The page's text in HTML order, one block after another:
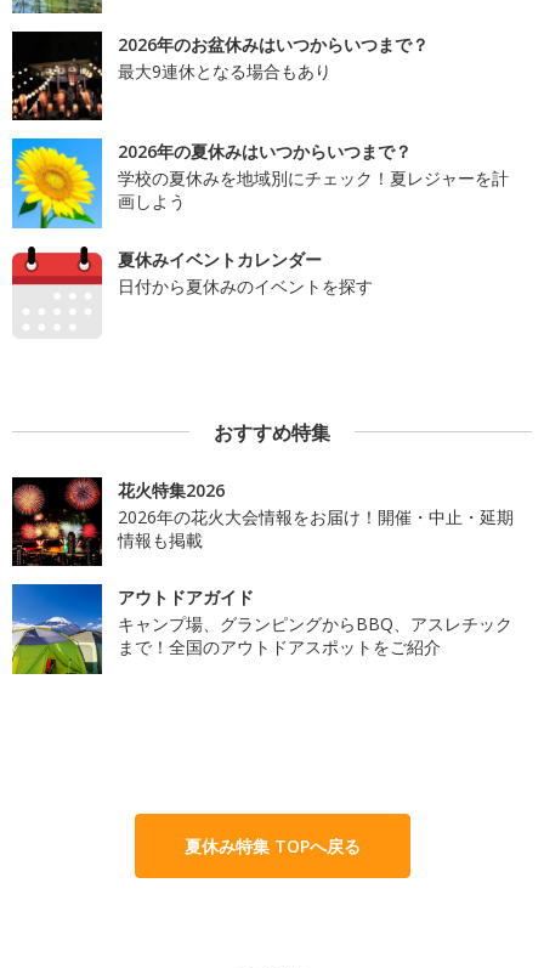
2026年のお盆休みはいつからいつまで？
最大9連休となる場合もあり
2026年の夏休みはいつからいつまで？
学校の夏休みを地域別にチェック！夏レジャーを計
画しよう
夏休みイベントカレンダー
日付から夏休みのイベントを探す
おすすめ特集
花火特集2026
2026年の花火大会情報をお届け！開催・中止・延期
情報も掲載
アウトドアガイド
キャンプ場、グランピングからBBQ、アスレチック
まで！全国のアウトドアスポットをご紹介
夏休み特集 TOPへ戻る